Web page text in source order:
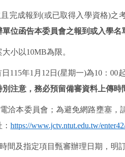
完成報到(或已取得入學資格)之
位函告本委員會之報到或入學
小以10MB為限。
115年1 月 12 日(星期一)為10 ：00
注意，務必預留備審資料上傳時
洽本委員會；為避免網路壅塞，
https://www.jctv.ntut.edu.tw/
間及指定項目甄審辦理日期，明